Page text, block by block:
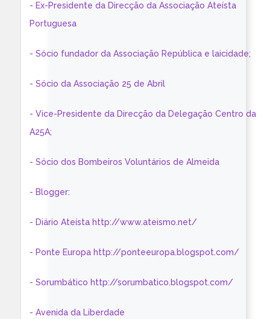
- Ex-Presidente da Direcção da Associação Ateísta
Portuguesa
- Sócio fundador da Associação República e laicidade;
- Sócio da Associação 25 de Abril
- Vice-Presidente da Direcção da Delegação Centro da
A25A;
- Sócio dos Bombeiros Voluntários de Almeida
- Blogger:
- Diário Ateísta http://www.ateismo.net/
- Ponte Europa http://ponteeuropa.blogspot.com/
- Sorumbático http://sorumbatico.blogspot.com/
- Avenida da Liberdade